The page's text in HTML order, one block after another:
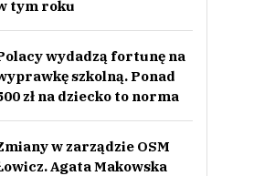
0
Nie znaleziono komentarzy
swoje komentarze
Imię (Wymagane)
tym roku
wydadzą fortunę na
szkolną. Ponad
zł na dziecko to norma
w zarządzie OSM
Agata Makowska